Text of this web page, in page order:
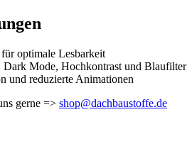
optimale Lesbarkeit
Dark Mode, Hochkontrast und Blaufilter
und reduzierte Animationen
gerne => shop@dachbaustoffe.de
Formular